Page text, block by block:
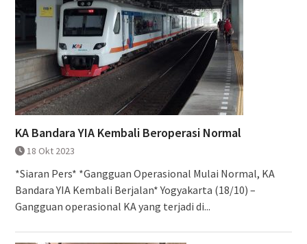
KA Bandara YIA Kembali Beroperasi Normal
18 Okt 2023
*Siaran Pers* *Gangguan Operasional Mulai Normal, KA
Bandara YIA Kembali Berjalan* Yogyakarta (18/10) –
Gangguan operasional KA yang terjadi di...